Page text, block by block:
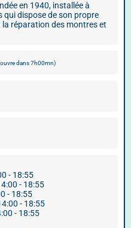
en 1940, installée à
qui dispose de son propre
réparation des montres et
dans 7h00mn)
- 18:55
- 18:55
- 18:55
- 18:55
- 18:55